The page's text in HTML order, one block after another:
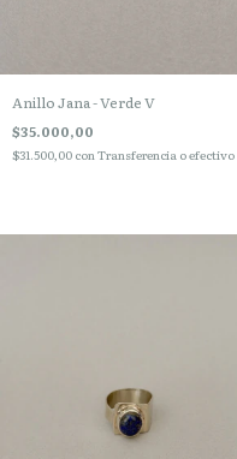
Anillo Jana - Verde V
$35.000,00
$31.500,00 conTransferencia o efectivo